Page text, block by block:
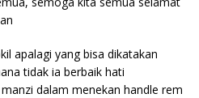
apalagi yang bisa dikatakan
tidak ia berbaik hati
dalam menekan handle rem